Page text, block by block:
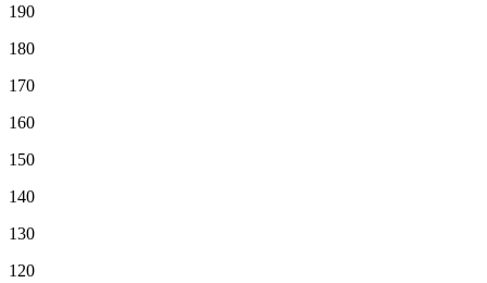
190
180
170
160
150
140
130
120